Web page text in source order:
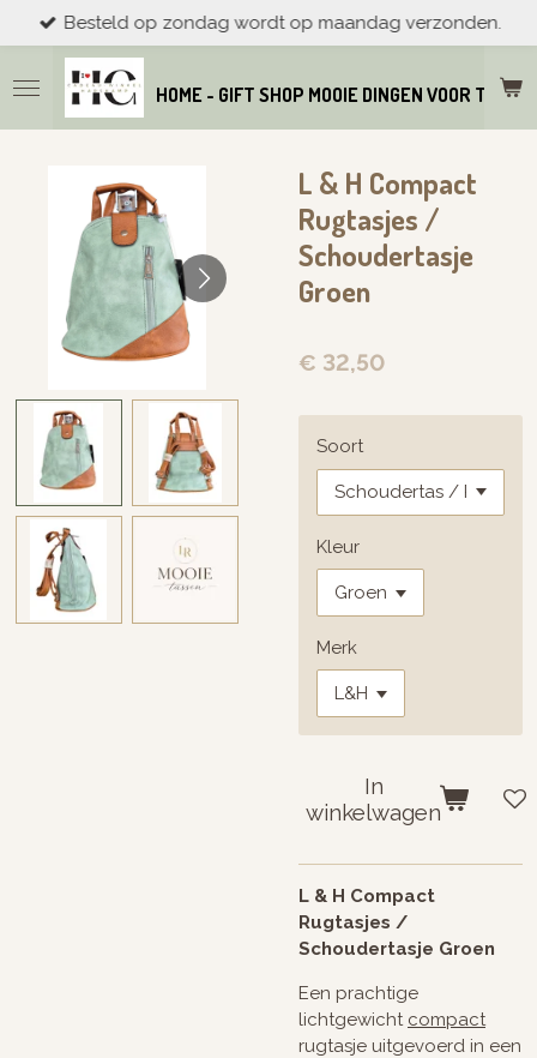
direct
naar
de
hoofdinhoud
HOME - GIFT SHOP MOOIE DINGEN VOOR THUIS
Besteld op zondag wordt op maandag verzonden.
L & H Compact
Rugtasjes /
Schoudertasje
Groen
€ 32,50
Soort
Kleur
Merk
In
winkelwagen
L & H Compact
Rugtasjes /
Schoudertasje Groen
Een prachtige
lichtgewicht compact
rugtasje uitgevoerd in een